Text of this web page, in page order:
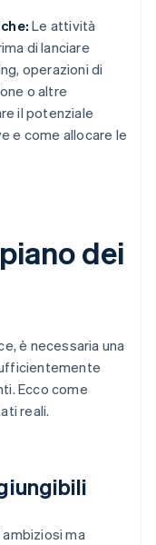
Le attività
di lanciare
operazioni di
o altre
il potenziale
e come allocare le
dei
è necessaria una
Ecco come
reali.
ma